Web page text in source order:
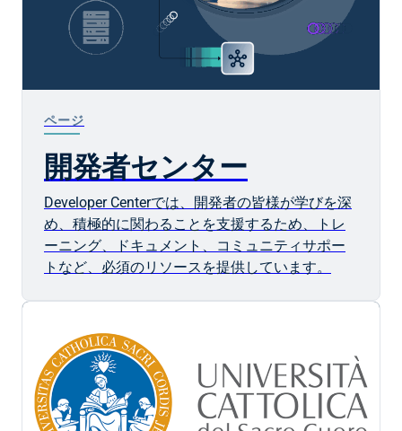
ページ
開発者センター
Developer Centerでは、開発者の皆様が学びを深
め、積極的に関わることを支援するため、トレ
ーニング、ドキュメント、コミュニティサポー
トなど、必須のリソースを提供しています。